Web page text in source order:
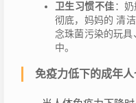
卫生习惯不佳：
彻底，妈妈的 清
念珠菌污染的玩
中。
免疫力低下的成年